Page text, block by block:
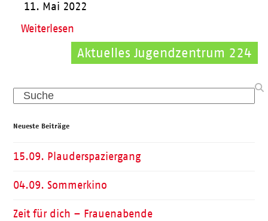
Aktuelles Börgerhus
Aktuelles Jugendzentrum 224
11. Mai 2022
Weiterlesen
Search
Neueste Beiträge
15.09. Plauderspaziergang
04.09. Sommerkino
Zeit für dich – Frauenabende